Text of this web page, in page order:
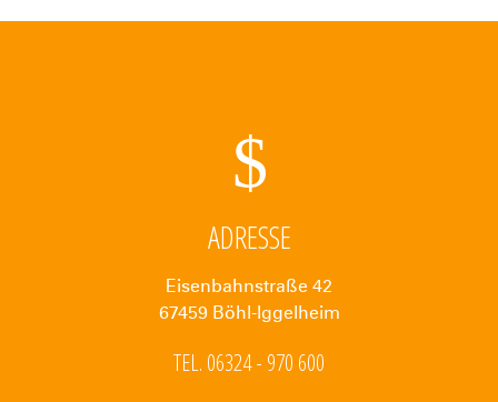
ADRESSE
Eisenbahnstraße 42
67459 Böhl-Iggelheim
TEL. 06324 - 970 600